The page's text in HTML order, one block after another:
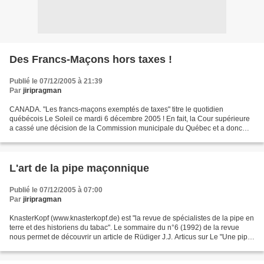
Des Francs-Maçons hors taxes !
Publié le 07/12/2005 à 21:39
Par jiripragman
CANADA. "Les francs-maçons exemptés de taxes" titre le quotidien
québécois Le Soleil ce mardi 6 décembre 2005 ! En fait, la Cour supérieure
a cassé une décision de la Commission municipale du Québec et a donc
L'art de la pipe maçonnique
Publié le 07/12/2005 à 07:00
Par jiripragman
KnasterKopf (www.knasterkopf.de) est "la revue de spécialistes de la pipe en
terre et des historiens du tabac". Le sommaire du n°6 (1992) de la revue
nous permet de découvrir un article de Rüdiger J.J. Articus sur Le "Une pipe